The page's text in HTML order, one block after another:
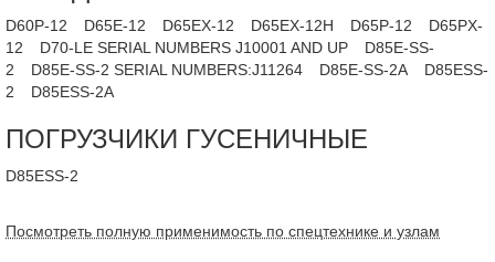
D60P-12 D65E-12 D65EX-12 D65EX-12H D65P-12
D65PX-
12
D70-LE SERIAL NUMBERS J10001 AND UP
D85E-SS-
2
D85E-SS-2 SERIAL NUMBERS:J11264 D85E-SS-2A
D85ESS-
2
D85ESS-2A
ПОГРУЗЧИКИ ГУСЕНИЧНЫЕ
D85ESS-2
Посмотреть полную применимость по спецтехнике и узлам